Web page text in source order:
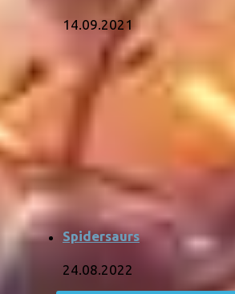
14.09.2021
Spidersaurs
24.08.2022